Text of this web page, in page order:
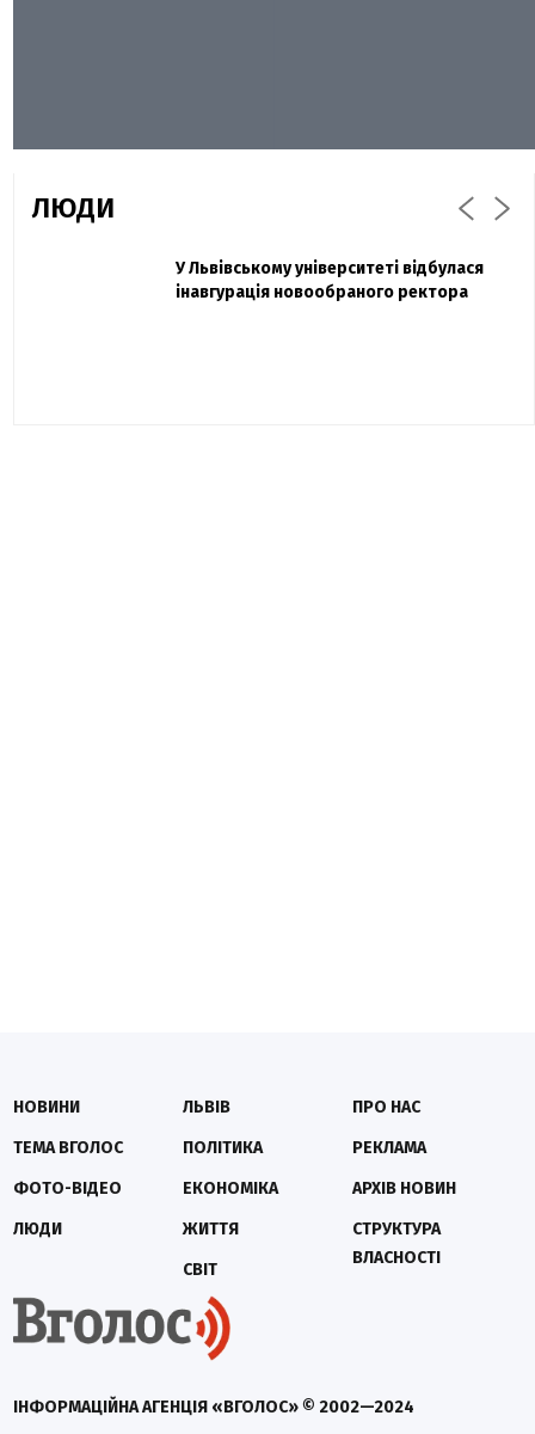
ЛЮДИ
Павло Дак
«Час не лікує, лише притуплює біль»:
Захисник "Азовсталі" Діанов вдруге
одружився та показав фото з весілля
У Львівському університеті відбулася
інавгурація новообраного ректора
ІНФОРМАЦІЙНА АГЕНЦІЯ «ВГОЛОС» © 2002—2024
НОВИНИ
ТЕМА ВГОЛОС
ФОТО-ВІДЕО
ЛЮДИ
ЛЬВІВ
ПОЛІТИКА
ЕКОНОМІКА
ЖИТТЯ
СВІТ
ПРО НАС
РЕКЛАМА
АРХІВ НОВИН
СТРУКТУРА
ВЛАСНОСТІ